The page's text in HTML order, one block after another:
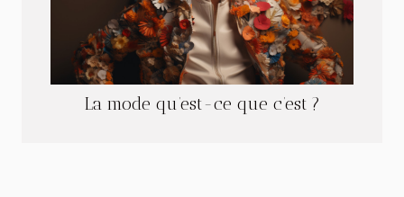
La mode qu’est-ce que c’est ?